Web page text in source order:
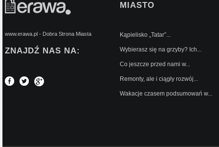
www.erawa.pl - Dobra Strona Miasta
ZNAJDŹ NAS NA:
MIASTO
Kąpielisko „Tatar”...
Wybierasz się na grzyby? Ich...
Co jeszcze przed nami w...
Remonty, ale i ciągły rozwój...
Wakacje czasem podsumowań w...